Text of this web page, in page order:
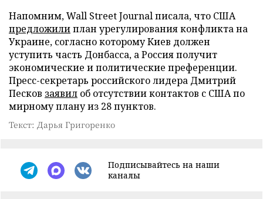
Напомним, Wall Street Journal писала, что США
предложилиплан урегулирования конфликта на
Украине, согласно которому Киев должен
уступить часть Донбасса, а Россия получит
экономические и политические преференции.
Пресс-секретарь российского лидера Дмитрий
Песков заявил об отсутствии контактов с США по
мирному плану из 28 пунктов.
Текст: Дарья Григоренко
Подписывайтесь на наши
каналы